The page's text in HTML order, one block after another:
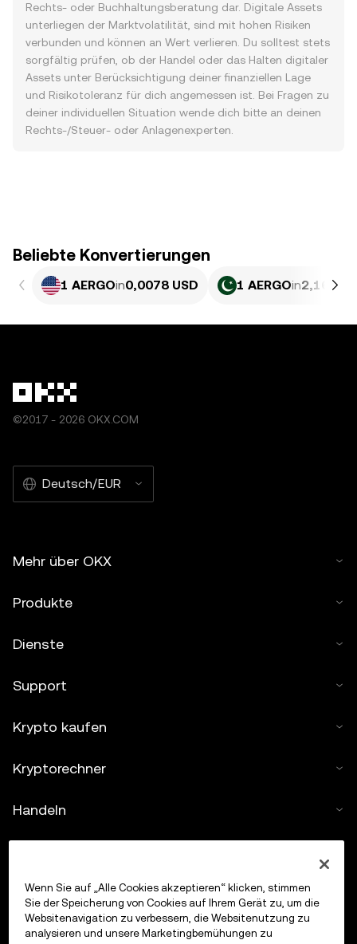
Rechts- oder Buchhaltungsberatung dar. Digitale Assets
unterliegen der Marktvolatilität, sind mit hohen Risiken
verbunden und können an Wert verlieren. Du solltest stets
sorgfältig prüfen, ob der Handel oder das Halten digitaler
Assets unter Berücksichtigung deiner finanziellen Lage
und Risikotoleranz für dich angemessen ist. Bei Fragen zu
deiner individuellen Situation wende dich bitte an deinen
Rechts-/Steuer- oder Anlagenexperten.
Beliebte Konvertierungen
1 AERGOin0,0078 USD 1 AERGOin2,167
©2017 - 2026 OKX.COM
Deutsch/EUR
Mehr über OKX
Produkte
Dienste
Support
Krypto kaufen
Kryptorechner
Handeln
Wenn Sie auf „Alle Cookies akzeptieren“ klicken, stimmen
Sie der Speicherung von Cookies auf Ihrem Gerät zu, um die
Websitenavigation zu verbessern, die Websitenutzung zu
analysieren und unsere Marketingbemühungen zu